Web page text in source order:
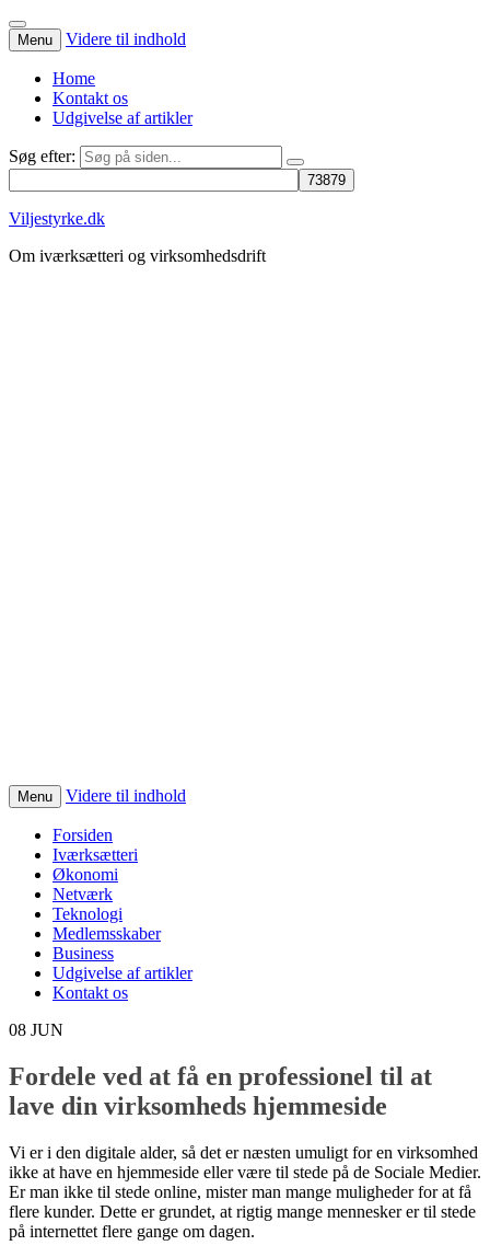
Menu Videre til indhold
Home
Kontakt os
Udgivelse af artikler
Søg efter:
Viljestyrke.dk
Om iværksætteri og virksomhedsdrift
Menu Videre til indhold
Forsiden
Iværksætteri
Økonomi
Netværk
Teknologi
Medlemsskaber
Business
Udgivelse af artikler
Kontakt os
08 JUN
Fordele ved at få en professionel til at
lave din virksomheds hjemmeside
Vi er i den digitale alder, så det er næsten umuligt for en virksomhed
ikke at have en hjemmeside eller være til stede på de Sociale Medier.
Er man ikke til stede online, mister man mange muligheder for at få
flere kunder. Dette er grundet, at rigtig mange mennesker er til stede
på internettet flere gange om dagen.